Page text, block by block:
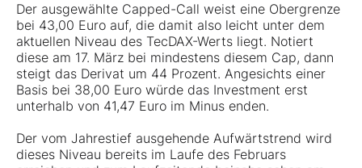
Der ausgewählte Capped-Call weist eine Obergrenze
bei 43,00 Euro auf, die damit also leicht unter dem
aktuellen Niveau des TecDAX-Werts liegt. Notiert
diese am 17. März bei mindestens diesem Cap, dann
steigt das Derivat um 44 Prozent. Angesichts einer
Basis bei 38,00 Euro würde das Investment erst
unterhalb von 41,47 Euro im Minus enden.
Der vom Jahrestief ausgehende Aufwärtstrend wird
dieses Niveau bereits im Laufe des Februars